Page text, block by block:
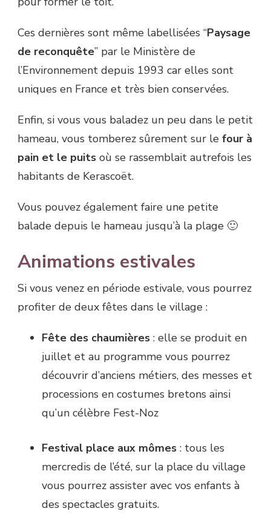
Ces dernières sont même labellisées “Paysage
de reconquête” par le Ministère de
l’Environnement depuis 1993 car elles sont
uniques en France et très bien conservées.
Enfin, si vous vous baladez un peu dans le petit
hameau, vous tomberez sûrement sur le four à
pain et le puits où se rassemblait autrefois les
habitants de Kerascoët.
Vous pouvez également faire une petite
balade depuis le hameau jusqu’à la plage 🙂
Animations estivales
Si vous venez en période estivale, vous pourrez
profiter de deux fêtes dans le village :
Fête des chaumières : elle se produit en
juillet et au programme vous pourrez
découvrir d’anciens métiers, des messes et
processions en costumes bretons ainsi
qu’un célèbre Fest-Noz
Festival place aux mômes : tous les
mercredis de l’été, sur la place du village
vous pourrez assister avec vos enfants à
des spectacles gratuits.